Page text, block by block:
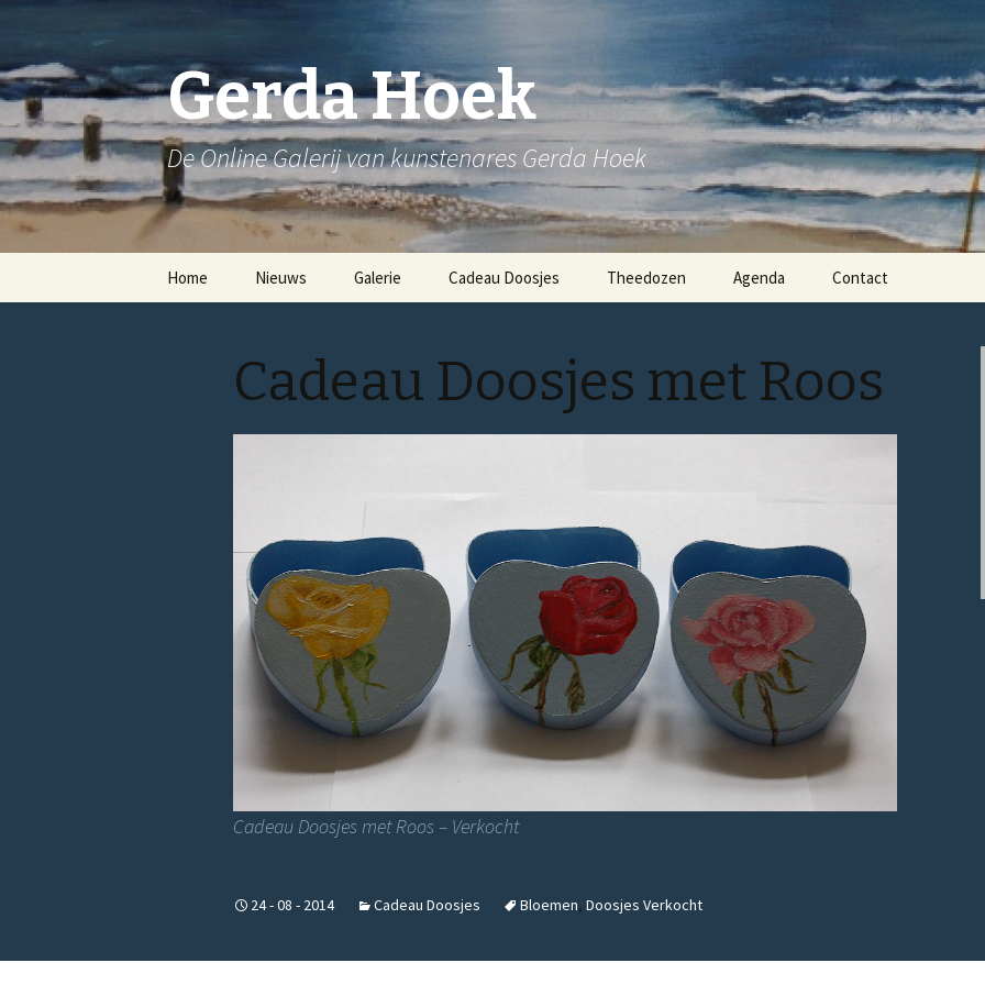
Gerda Hoek
De Online Galerij van kunstenares Gerda Hoek
Home Nieuws Galerie
Stadsgezichten
Dieren
Cadeau Doosjes Theedozen Agenda Contact
Cadeau Doosjes met Roos
Cadeau Doosjes met Roos – Verkocht
24 - 08 - 2014 Cadeau Doosjes Bloemen, Doosjes Verkocht